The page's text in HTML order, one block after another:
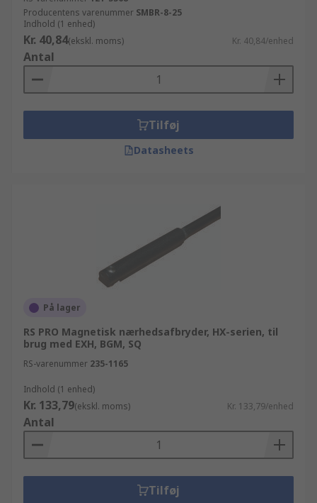
Producentens varenummer SMBR-8-25
Indhold (1 enhed)
Kr. 40,84(ekskl. moms) Kr. 40,84/enhed
Antal
Tilføj
Datasheets
På lager
RS PRO Magnetisk nærhedsafbryder, HX-serien, til
brug med EXH, BGM, SQ
RS-varenummer 235-1165
Indhold (1 enhed)
Kr. 133,79(ekskl. moms) Kr. 133,79/enhed
Antal
Tilføj